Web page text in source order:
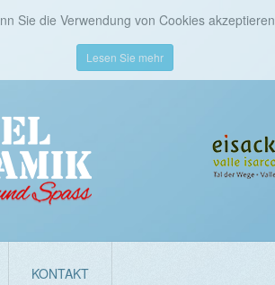
Sie die Verwendung von Cookies akzeptieren
Lesen Sie mehr
KONTAKT